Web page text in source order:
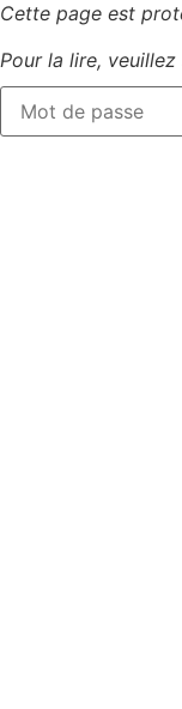
Cette page est
Pour la lire,